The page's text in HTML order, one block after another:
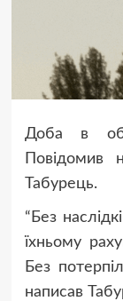
Доба в
Повідомив
Табурець.
“Без
їхньому
Без
написав